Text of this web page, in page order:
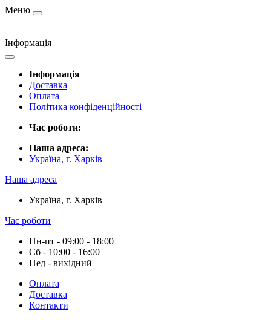
Меню
Інформація
Інформація
Доставка
Оплата
Політика конфіденційності
Час роботи:
Наша адреса:
Україна, г. Харків
Наша адреса
Україна, г. Харків
Час роботи
Пн-пт - 09:00 - 18:00
Сб - 10:00 - 16:00
Нед - вихідний
Оплата
Доставка
Контакти